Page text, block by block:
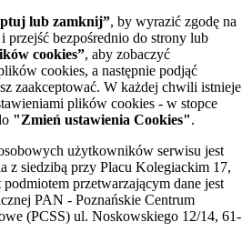
lub zamknij”, by wyrazić zgodę na
bezpośrednio do strony lub
cookies”, aby zobaczyć
cookies, a następnie podjąć
zaakceptować. W każdej chwili istnieje
plików cookies - w stopce
"Zmień ustawienia Cookies".
użytkowników serwisu jest
z siedzibą przy Placu Kolegiackim 17,
przetwarzającym dane jest
PAN - Poznańskie Centrum
(PCSS) ul. Noskowskiego 12/14, 61-